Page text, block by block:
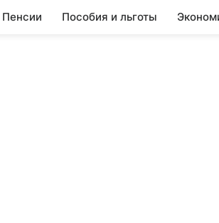
Пенсии Пособия и льготы